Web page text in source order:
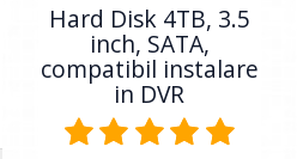
Hard Disk 4TB, 3.5
inch, SATA,
compatibil instalare
in DVR